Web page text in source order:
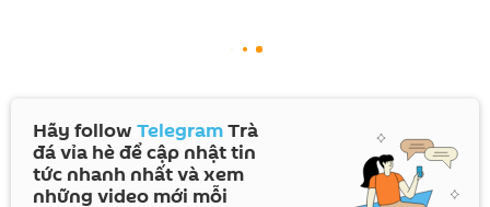
Hãy follow TelegramTrà
đá vỉa hè để cập nhật tin
tức nhanh nhất và xem
những video mới mỗi